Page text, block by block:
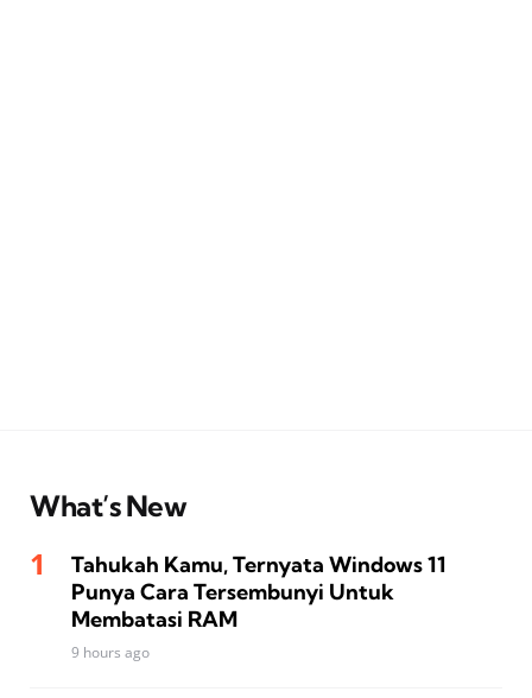
What’s New
Tahukah Kamu, Ternyata Windows 11
Punya Cara Tersembunyi Untuk
Membatasi RAM
9 hours ago